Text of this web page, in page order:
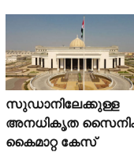
സുഡാനിലേക്കുള്ള
അനധികൃത
കൈമാറ്റ കേസ്